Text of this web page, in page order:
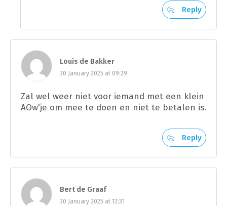
Reply
Louis de Bakker
30 January 2025 at 09:29
Zal wel weer niet voor iemand met een klein
AOw'je om mee te doen en niet te betalen is.
Reply
Bert de Graaf
30 January 2025 at 13:31